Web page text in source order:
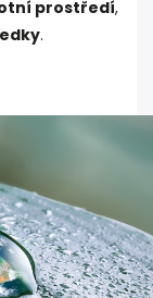
prostředí,
.